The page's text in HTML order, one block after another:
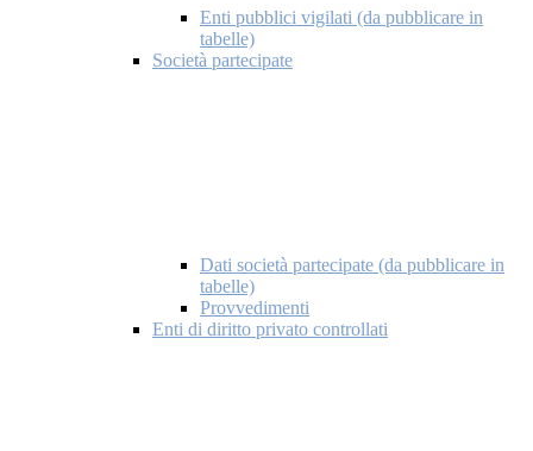
Enti pubblici vigilati (da pubblicare in
tabelle)
Società partecipate
Dati società partecipate (da pubblicare in
tabelle)
Provvedimenti
Enti di diritto privato controllati